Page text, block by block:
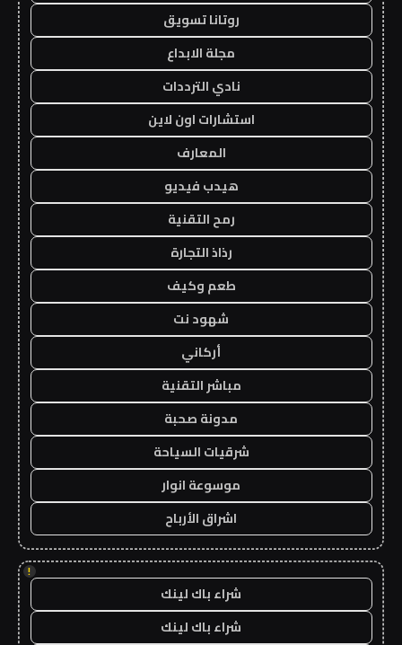
روتانا تسويق
مجلة الابداع
نادي الترددات
استشارات اون لاين
المعارف
هيدب فيديو
رمح التقنية
رذاذ التجارة
طعم وكيف
شهود نت
أركاني
مباشر التقنية
مدونة صحبة
شرقيات السياحة
موسوعة انوار
اشراق الأرباح
!
شراء باك لينك
شراء باك لينك